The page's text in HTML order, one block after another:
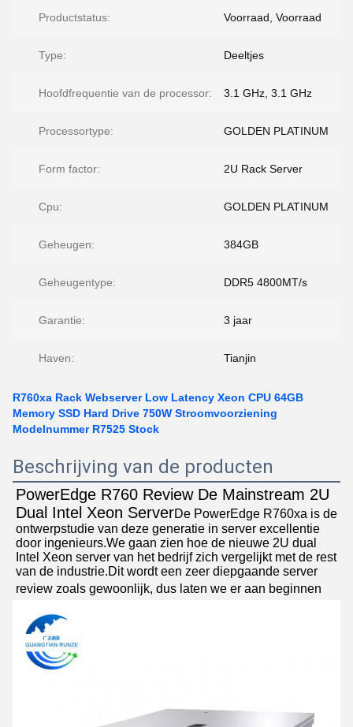
Productstatus: Voorraad, Voorraad
Type: Deeltjes
Hoofdfrequentie van de processor: 3.1 GHz, 3.1 GHz
Processortype: GOLDEN PLATINUM
Form factor: 2U Rack Server
Cpu: GOLDEN PLATINUM
Geheugen: 384GB
Geheugentype: DDR5 4800MT/s
Garantie: 3 jaar
Haven: Tianjin
R760xa Rack Webserver Low Latency Xeon CPU 64GB
Memory SSD Hard Drive 750W Stroomvoorziening
Modelnummer R7525 Stock
Beschrijving van de producten
PowerEdge R760 Review De Mainstream 2U
Dual Intel Xeon ServerDe PowerEdge R760xa is de
ontwerpstudie van deze generatie in server excellentie
door ingenieurs.We gaan zien hoe de nieuwe 2U dual
Intel Xeon server van het bedrijf zich vergelijkt met de rest
van de industrie.Dit wordt een zeer diepgaande server
review zoals gewoonlijk, dus laten we er aan beginnen